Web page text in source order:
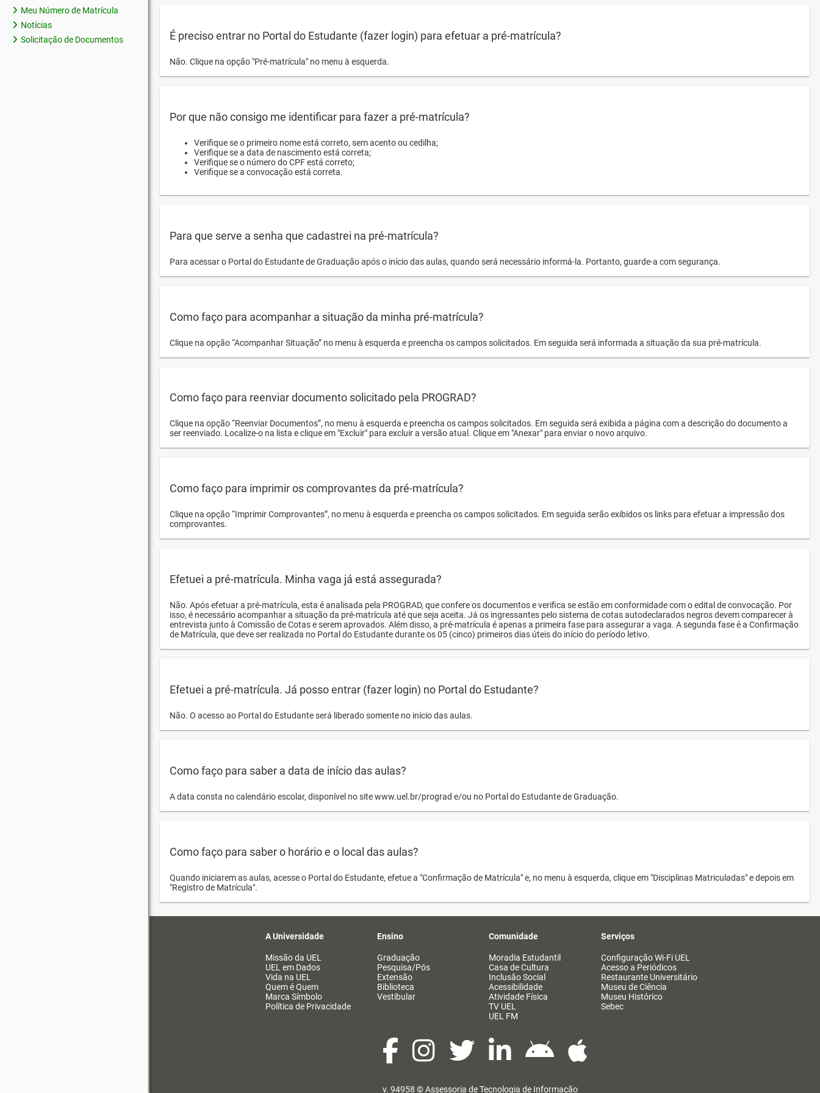
Meu Número de Matrícula
Notícias
Solicitação de Documentos
É preciso entrar no Portal do Estudante (fazer login) para efetuar a pré-matrícula?
Não. Clique na opção "Pré-matrícula" no menu à esquerda.
Por que não consigo me identificar para fazer a pré-matrícula?
Verifique se o primeiro nome está correto, sem acento ou cedilha;
Verifique se a data de nascimento está correta;
Verifique se o número do CPF está correto;
Verifique se a convocação está correta.
Para que serve a senha que cadastrei na pré-matrícula?
Para acessar o Portal do Estudante de Graduação após o início das aulas, quando será necessário informá-la. Portanto, guarde-a com segurança.
Como faço para acompanhar a situação da minha pré-matrícula?
Clique na opção “Acompanhar Situação” no menu à esquerda e preencha os campos solicitados. Em seguida será informada a situação da sua pré-matrícula.
Como faço para reenviar documento solicitado pela PROGRAD?
Clique na opção “Reenviar Documentos”, no menu à esquerda e preencha os campos solicitados. Em seguida será exibida a página com a descrição do documento a
ser reenviado. Localize-o na lista e clique em "Excluir" para excluir a versão atual. Clique em "Anexar" para enviar o novo arquivo.
Como faço para imprimir os comprovantes da pré-matrícula?
Clique na opção “Imprimir Comprovantes”, no menu à esquerda e preencha os campos solicitados. Em seguida serão exibidos os links para efetuar a impressão dos
comprovantes.
Efetuei a pré-matrícula. Minha vaga já está assegurada?
Não. Após efetuar a pré-matrícula, esta é analisada pela PROGRAD, que confere os documentos e verifica se estão em conformidade com o edital de convocação. Por
isso, é necessário acompanhar a situação da pré-matrícula até que seja aceita. Já os ingressantes pelo sistema de cotas autodeclarados negros devem comparecer à
entrevista junto à Comissão de Cotas e serem aprovados. Além disso, a pré-matrícula é apenas a primeira fase para assegurar a vaga. A segunda fase é a Confirmação
de Matrícula, que deve ser realizada no Portal do Estudante durante os 05 (cinco) primeiros dias úteis do início do período letivo.
Efetuei a pré-matrícula. Já posso entrar (fazer login) no Portal do Estudante?
Não. O acesso ao Portal do Estudante será liberado somente no início das aulas.
Como faço para saber a data de início das aulas?
A data consta no calendário escolar, disponível no site www.uel.br/prograd e/ou no Portal do Estudante de Graduação.
Como faço para saber o horário e o local das aulas?
Quando iniciarem as aulas, acesse o Portal do Estudante, efetue a "Confirmação de Matrícula" e, no menu à esquerda, clique em "Disciplinas Matriculadas" e depois em
"Registro de Matrícula".
A Universidade
Missão da UEL
UEL em Dados
Vida na UEL
Quem é Quem
Marca Símbolo
Política de Privacidade
Ensino
Graduação
Pesquisa/Pós
Extensão
Biblioteca
Vestibular
Comunidade
Moradia Estudantil
Casa de Cultura
Inclusão Social
Acessibilidade
Atividade Física
TV UEL
UEL FM
Serviços
Configuração Wi-Fi UEL
Acesso a Periódicos
Restaurante Universitário
Museu de Ciência
Museu Histórico
Sebec
v. 94958 ©Assessoria de Tecnologia de Informação